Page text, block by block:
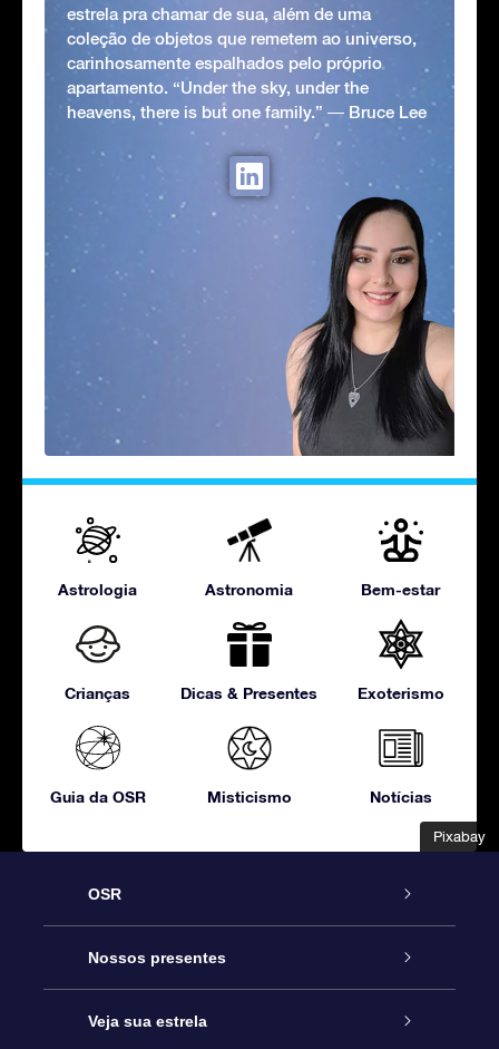
Pixabay
Pixabay
estrela pra chamar de sua, além de uma
coleção de objetos que remetem ao universo,
carinhosamente espalhados pelo próprio
apartamento. “Under the sky, under the
heavens, there is but one family.” ― Bruce Lee
Astrologia Astronomia Bem-estar
Crianças Dicas & Presentes Exoterismo
Guia da OSR Misticismo Notícias
OSR
Serviço
Entre em contato conosco
Nossos presentes
Presente estrelar on-line
Veja sua estrela